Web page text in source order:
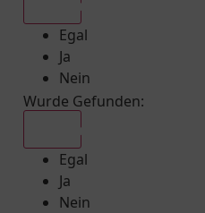
Egal
Ja
Nein
Wurde Gefunden:
Egal
Ja
Nein